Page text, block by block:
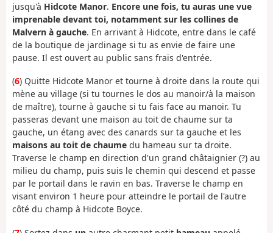
jusqu'à Hidcote Manor. Encore une fois, tu auras une vue
imprenable devant toi, notamment sur les collines de
Malvern à gauche. En arrivant à Hidcote, entre dans le café
de la boutique de jardinage si tu as envie de faire une
pause. Il est ouvert au public sans frais d'entrée.
(6) Quitte Hidcote Manor et tourne à droite dans la route qui
mène au village (si tu tournes le dos au manoir/à la maison
de maître), tourne à gauche si tu fais face au manoir. Tu
passeras devant une maison au toit de chaume sur ta
gauche, un étang avec des canards sur ta gauche et les
maisons au toit de chaume du hameau sur ta droite.
Traverse le champ en direction d'un grand châtaignier (?) au
milieu du champ, puis suis le chemin qui descend et passe
par le portail dans le ravin en bas. Traverse le champ en
visant environ 1 heure pour atteindre le portail de l'autre
côté du champ à Hidcote Boyce.